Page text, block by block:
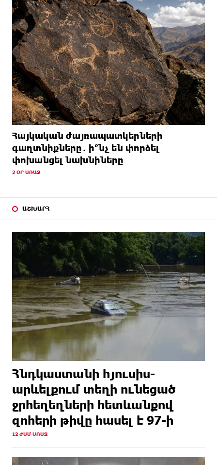
Հայկական ժայռապատկերների
գաղտնիքները․ ի՞նչ են փորձել
փոխանցել նախնիները
2 ՕՐ ԱՌԱՋ
ԱՇԽԱՐՀ
Հնդկաստանի հյուսիս-
արևելքում տեղի ունեցած
ջրհեղեղների հետևանքով
զոհերի թիվը հասել է 97-ի
12 ԺԱՄ ԱՌԱՋ